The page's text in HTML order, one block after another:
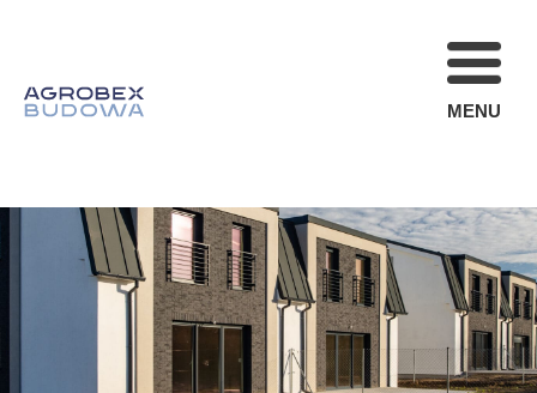
MENU
AKTUALNOŚCI
STREFA
OFERTA
KARIERA